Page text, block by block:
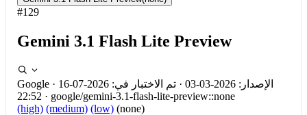
#129
Gemini 3.1 Flash Lite Preview
Google · الإصدار: 2026-03-03 ·
تم الاختبار في: 2026-07-16
22:52 · google/gemini-3.1-flash-lite-preview::none
(high) (medium) (low) (none)